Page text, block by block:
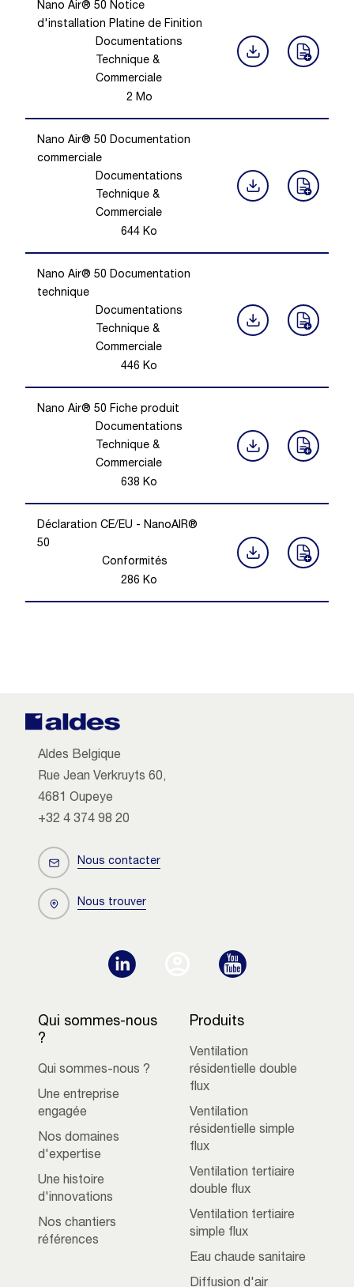
Nano Air® 50 Notice
d'installation Platine de Finition
Documentations
Technique &
Commerciale
2 Mo
Nano Air® 50 Documentation
commerciale
Documentations
Technique &
Commerciale
644 Ko
Nano Air® 50 Documentation
technique
Documentations
Technique &
Commerciale
446 Ko
Nano Air® 50 Fiche produit
Documentations
Technique &
Commerciale
638 Ko
Déclaration CE/EU - NanoAIR®
50
Conformités
286 Ko
Aldes Belgique
Rue Jean Verkruyts 60,
4681 Oupeye
+32 4 374 98 20
Nous contacter
Nous trouver
Qui sommes-nous
?
Qui sommes-nous ?
Une entreprise
engagée
Nos domaines
d'expertise
Une histoire
d'innovations
Nos chantiers
références
Produits
Ventilation
résidentielle double
flux
Ventilation
résidentielle simple
flux
Ventilation tertiaire
double flux
Ventilation tertiaire
simple flux
Eau chaude sanitaire
Diffusion d'air